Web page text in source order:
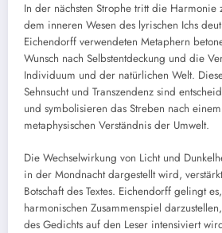
In der nächsten Strophe tritt die Harmonie
dem inneren Wesen des lyrischen Ichs
Eichendorff verwendeten Metaphern
Wunsch nach Selbstentdeckung und die
Individuum und der natürlichen Welt.
Sehnsucht und Transzendenz sind
und symbolisieren das Streben nach
metaphysischen Verständnis der Umwelt.
Die Wechselwirkung von Licht und
in der Mondnacht dargestellt wird,
Botschaft des Textes. Eichendorff gelingt
harmonischen Zusammenspiel
des Gedichts auf den Leser intensiviert